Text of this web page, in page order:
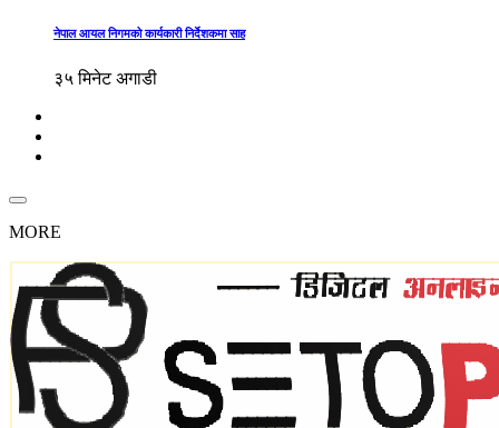
नेपाल आयल निगमको कार्यकारी निर्देशकमा साह
३५ मिनेट अगाडी
MORE